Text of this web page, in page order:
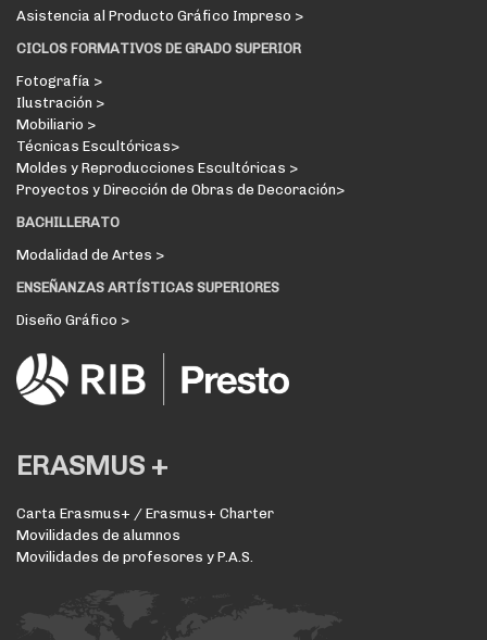
Asistencia al Producto Gráfico Impreso >
CICLOS FORMATIVOS DE GRADO SUPERIOR
Fotografía >
Ilustración >
Mobiliario >
Técnicas Escultóricas>
Moldes y Reproducciones Escultóricas >
Proyectos y Dirección de Obras de Decoración>
BACHILLERATO
Modalidad de Artes >
ENSEÑANZAS ARTÍSTICAS SUPERIORES
Diseño Gráfico >
ERASMUS +
Carta Erasmus+ / Erasmus+ Charter
Movilidades de alumnos
Movilidades de profesores y P.A.S.